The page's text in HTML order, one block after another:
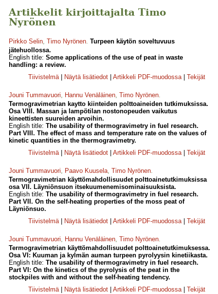
Artikkelit kirjoittajalta Timo
Nyrönen
Pirkko Selin, Timo Nyrönen. Turpeen käytön soveltuvuus
jätehuollossa.
English title: Some applications of the use of peat in waste
handling: a review.
Tiivistelmä| Näytä lisätiedot Artikkeli PDF-muodossa| Tekijät
Jouni Tummavuori, Hannu Venäläinen, Timo Nyrönen.
Termogravimetrian kaytto kiinteiden polttoaineiden tutkimuksissa.
Osa VIII. Massan ja lampötilan nostonopeuden vaikutus
kineettisten suureiden arvoihin.
English title: The usability of thermogravimetry in fuel research.
Part VIII. The effect of mass and temperature rate on the values of
kinetic quantities in the thermogravimetry.
Tiivistelmä| Näytä lisätiedot Artikkeli PDF-muodossa| Tekijät
Jouni Tummavuori, Paavo Kuusela, Timo Nyrönen.
Termogravimetrian käyttömahdollisuudet polttoainetutkimuksissa
osa VII. Läyniönsuon itsekuumenemisominaisuuksista.
English title: The usability of thermogravimetry in fuel research.
Part VII. On the self-heating properties of the moss peat of
Läyniönsuo.
Tiivistelmä| Näytä lisätiedot Artikkeli PDF-muodossa| Tekijät
Jouni Tummavuori, Hannu Venäläinen, Timo Nyrönen.
Termogravimetrian käyttömahdollisuudet polttoainetutkimuksessa.
Osa VI: Kuuman ja kylmän auman turpeen pyrolyysin kinetiikasta.
English title: The usability of thermogravimetry in fuel research.
Part VI: On the kinetics of the pyrolysis of the peat in the
stockpiles with and without the self-heating tendency.
Tiivistelmä| Näytä lisätiedot Artikkeli PDF-muodossa| Tekijät